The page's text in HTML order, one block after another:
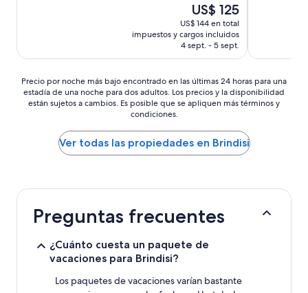
El
precio
actual
es
de
US$ 125
US$ 144 en total
impuestos y cargos incluidos
4 sept. - 5 sept.
Precio
por
noche
encontrado
24
estadía
Precio por noche más bajo encontrado en las últimas 24 horas para una
estadía de una noche para dos adultos. Los precios y la disponibilidad
están sujetos a cambios. Es posible que se apliquen más términos y
condiciones.
Ver todas las propiedades en Brindisi
Preguntas frecuentes
¿Cuánto cuesta un paquete de
vacaciones para Brindisi?
Los paquetes de vacaciones varían bastante